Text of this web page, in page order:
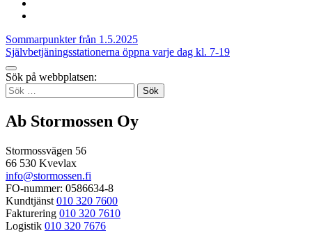
email
Inläggsnavigering
Sommarpunkter från 1.5.2025
Självbetjäningsstationerna öppna varje dag kl. 7-19
Tillbaka
up
Sök på webbplatsen:
Sök
efter:
Ab Stormossen Oy
Stormossvägen 56
66 530 Kvevlax
info@stormossen.fi
FO-nummer: 0586634-8
Kundtjänst 010 320 7600
Fakturering 010 320 7610
Logistik 010 320 7676